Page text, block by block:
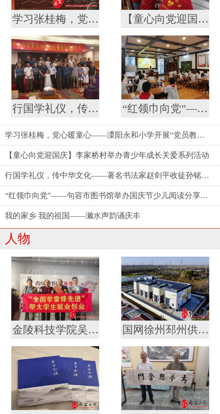
学习张桂梅，党心暖童心——溧阳永和小学开展“党员教师 留守儿童”结对仪式 【童心向党迎国庆】李家桥村举办青少年成长关爱系列活动
行国学礼仪，传中华文化——著名书法家赵剑平收徒孙铭昊拜师仪式见闻 “红领巾向党”——句容市图书馆举办国庆节少儿阅读分享成长活动
学习张桂梅，党心暖童心——溧阳永和小学开展“党员教师 留守儿童”结对仪式
【童心向党迎国庆】李家桥村举办青少年成长关爱系列活动
行国学礼仪，传中华文化——著名书法家赵剑平收徒孙铭昊拜师仪式见闻
“红领巾向党”——句容市图书馆举办国庆节少儿阅读分享成长活动
我的家乡 我的祖国——濑水声韵诵庆丰
人物
金陵科技学院吴轶军拜会军旅作家徐统存 携手传承雷锋精神与中华文脉 国网徐州邳州供电公司“老龄新兵”冯宪川